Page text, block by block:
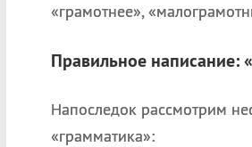
«грамотнее»,
Правильное написание:
Напоследок рассмотрим
«грамматика»: